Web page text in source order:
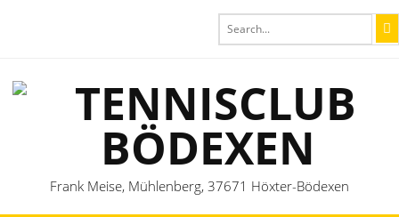
Frank Meise, Mühlenberg, 37671 Höxter-Bödexen